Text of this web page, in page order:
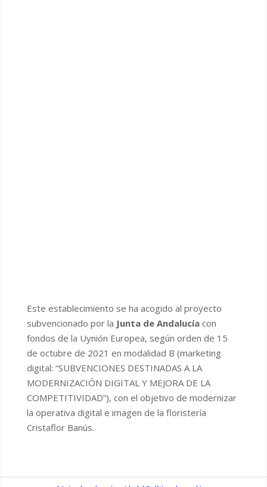
Este establecimiento se ha acogido al proyecto
subvencionado por la Junta de Andalucía con
fondos de la Uynión Europea, según orden de 15
de octubre de 2021 en modalidad B (marketing
digital: “SUBVENCIONES DESTINADAS A LA
MODERNIZACIÓN DIGITAL Y MEJORA DE LA
COMPETITIVIDAD”), con el objetivo de modernizar
la operativa digital e imagen de la floristería
Cristaflor Banús.